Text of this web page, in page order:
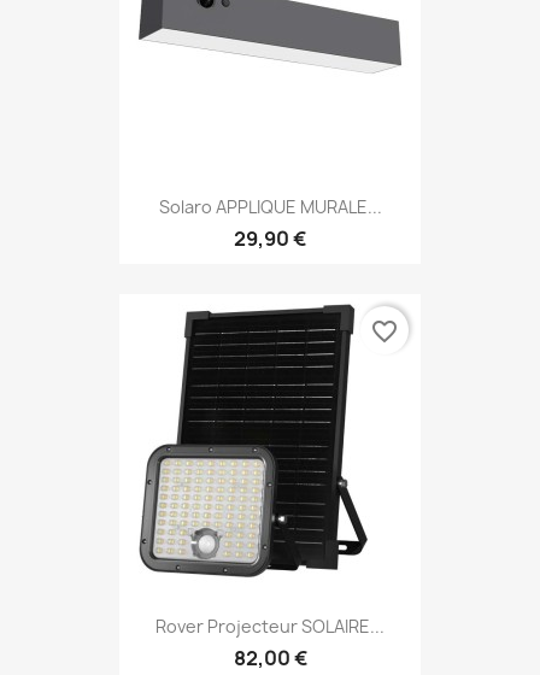
Solaro APPLIQUE MURALE...
29,90 €
Rover Projecteur SOLAIRE...
82,00 €
favorite_border